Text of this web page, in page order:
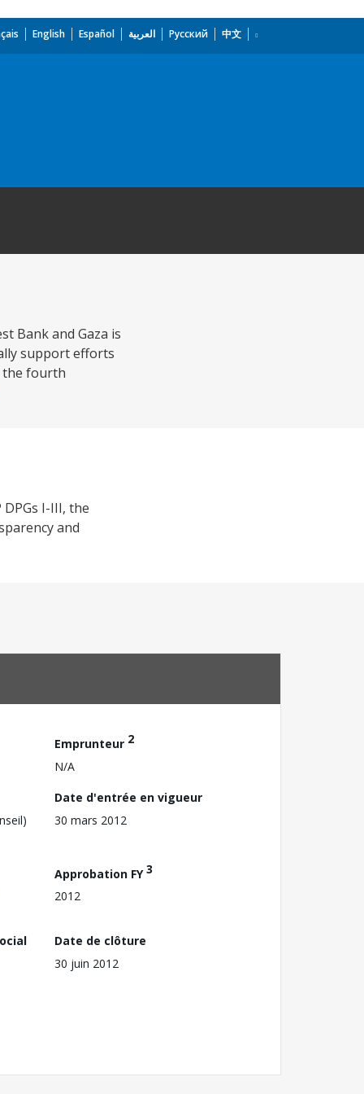
English Español العربية Русский 中文
Bank and Gaza is
support efforts
the fourth
I-III, the
and
Emprunteur 2
N/A
Date d'entrée en vigueur
30 mars 2012
Approbation FY3
2012
Date de clôture
30 juin 2012